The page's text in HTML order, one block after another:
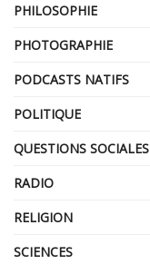
PHILOSOPHIE
PHOTOGRAPHIE
PODCASTS NATIFS
POLITIQUE
QUESTIONS SOCIALES
RADIO
RELIGION
SCIENCES